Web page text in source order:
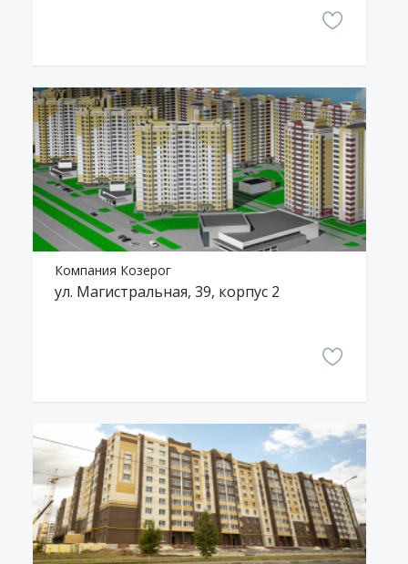
Компания Козерог
ул. Магистральная, 39, корпус 2